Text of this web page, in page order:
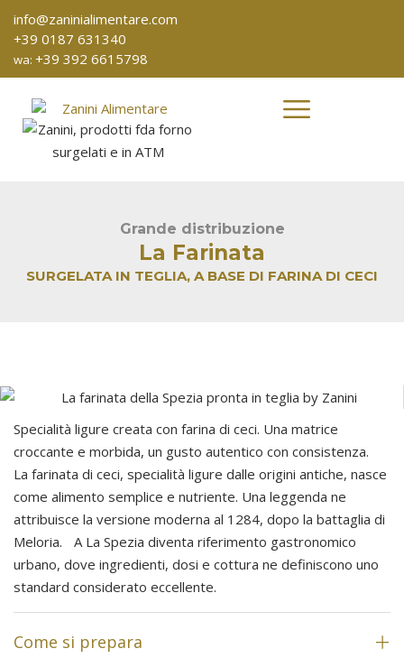
info@zaninialimentare.com
+39 0187 631340
wa: +39 392 6615798
Grande distribuzione
La Farinata
SURGELATA IN TEGLIA, A BASE DI FARINA DI CECI
Specialità ligure creata con farina di ceci. Una matrice
croccante e morbida, un gusto autentico con consistenza.
La farinata di ceci, specialità ligure dalle origini antiche, nasce
come alimento semplice e nutriente. Una leggenda ne
attribuisce la versione moderna al 1284, dopo la battaglia di
Meloria. A La Spezia diventa riferimento gastronomico
urbano, dove ingredienti, dosi e cottura ne definiscono uno
standard considerato eccellente.
Come si prepara